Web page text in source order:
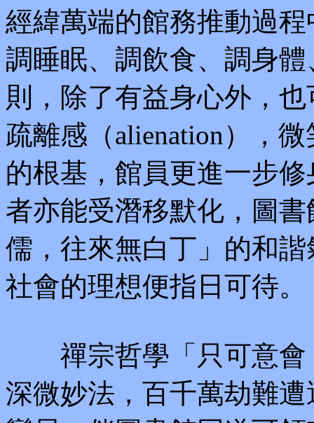
經緯萬端的館務推動過
調睡眠、調飲食、調身
則，除了有益身心外，
疏離感（alienation），
的根基，館員更進一步
者亦能受潛移默化，圖
儒，往來無白丁」的和
社會的理想便指日可待。
禪宗哲學「只可意會
深微妙法，百千萬劫難